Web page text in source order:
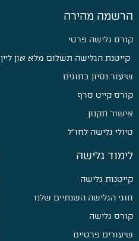
הרשמה מהירה
קורס גלישה פרטי
קייטנת הגלישה תשלום מלא און ליין
שיעור נסיון בחוגים
קורס קייט סרף
אישור תקנון
טיולי גלישה לחו״ל
לימוד גלישה
קייטנות גלישה
חוגי הגלישה השנתיים שלנו
קורס גלישה
שיעורים פרטיים